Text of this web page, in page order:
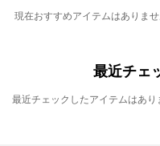
現在おすすめアイテムはありませ
最近チェ
最近チェックしたアイテムはあり